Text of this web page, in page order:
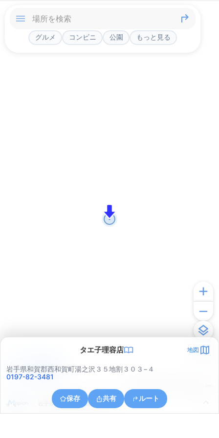
グルメ コンビニ 公園 もっと見る
タエ子理容店 地図
岩手県和賀郡西和賀町湯之沢３５地割３０３−４
0197-82-3481
保存 共有 ルート
岩手県和賀郡西和賀町湯之沢
アプリで見る